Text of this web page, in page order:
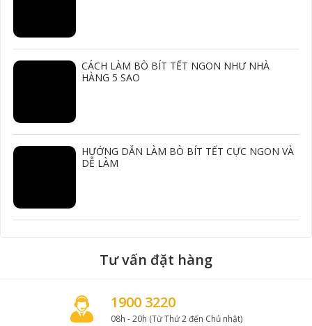
CÁCH LÀM BÒ BÍT TẾT NGON NHƯ NHÀ
HÀNG 5 SAO
HƯỚNG DẪN LÀM BÒ BÍT TẾT CỰC NGON VÀ
DỄ LÀM
Tư vấn đặt hàng
1900 3220
08h - 20h (Từ Thứ 2 đến Chủ nhật)